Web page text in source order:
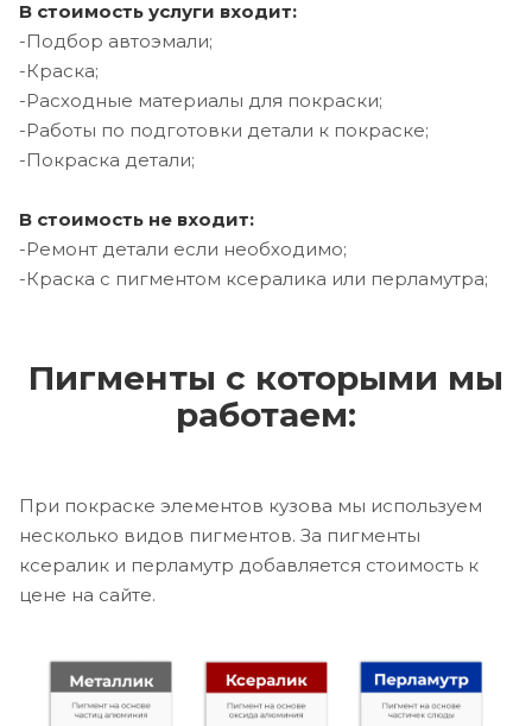
В стоимость услуги входит:
-Подбор автоэмали;
-Краска;
-Расходные материалы для покраски;
-Работы по подготовки детали к покраске;
-Покраска детали;
В стоимость не входит:
-Ремонт детали если необходимо;
-Краска с пигментом ксералика или перламутра;
Пигменты с которыми мы
работаем:
При покраске элементов кузова мы используем
несколько видов пигментов. За пигменты
ксералик и перламутр добавляется стоимость к
цене на сайте.